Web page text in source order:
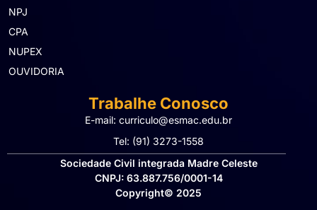
NPJ
CPA
NUPEX
OUVIDORIA
Trabalhe Conosco
E-mail: curriculo@esmac.edu.br
Tel: (91) 3273-1558​
Sociedade Civil integrada Madre Celeste
CNPJ: 63.887.756/0001-14
Copyright© 2025